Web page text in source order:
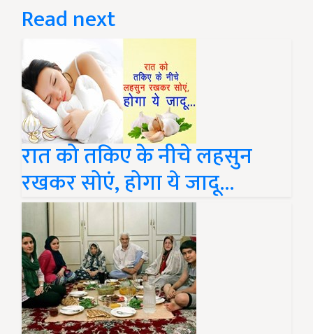
Read next
रात को तकिए के नीचे लहसुन
रखकर सोएं, होगा ये जादू...